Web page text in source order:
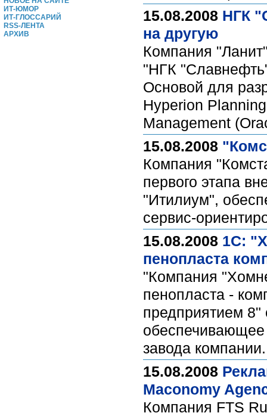
ИТ-ЮМОР
ИТ-ГЛОССАРИЙ
RSS-ЛЕНТА
АРХИВ
15.08.2008 НГК
на другую
Компания
"НГК
Основой для
Hyperion
Management
15.08.2008
Компания
первого этапа
"Итилиум",
сервис-
15.08.2008 1С:
пенопласта
"Компания
пенопласта -
предприятием 8"
обеспечивающее
завода
15.08.2008
Maconomy
Компания FTS